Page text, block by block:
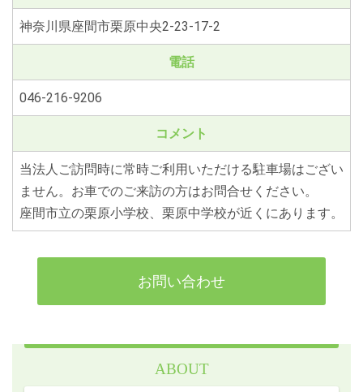
神奈川県座間市栗原中央2‐23‐17‐2
電話
046‐216‐9206
コメント
当法人ご訪問時に常時ご利用いただける駐車場はござい
ません。お車でのご来訪の方はお問合せください。
座間市立の栗原小学校、栗原中学校が近くにあります。
お問い合わせ
ABOUT